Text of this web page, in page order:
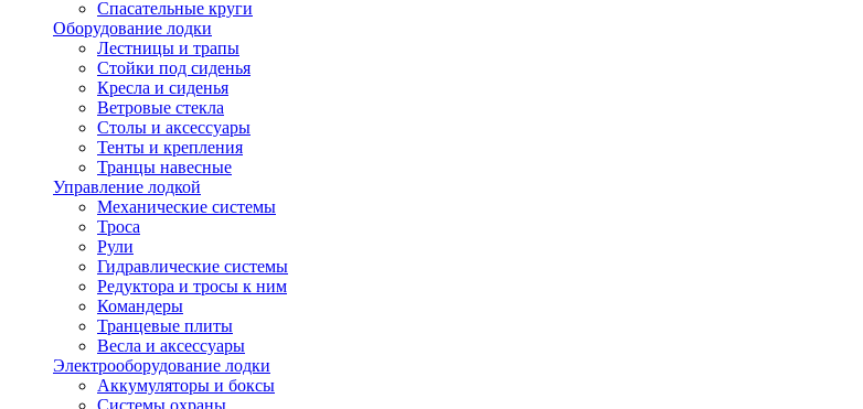
Спасательные круги
Оборудование лодки
Лестницы и трапы
Стойки под сиденья
Кресла и сиденья
Ветровые стекла
Столы и аксессуары
Тенты и крепления
Транцы навесные
Управление лодкой
Механические системы
Троса
Рули
Гидравлические системы
Редуктора и тросы к ним
Командеры
Транцевые плиты
Весла и аксессуары
Электрооборудование лодки
Аккумуляторы и боксы
Системы охраны